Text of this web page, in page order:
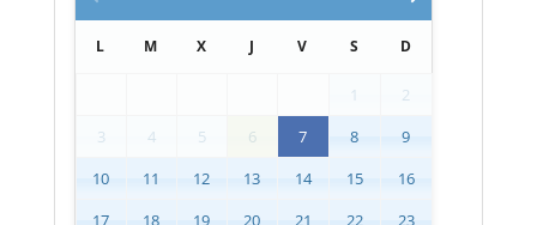
L M X J V S D
1
2
3
4 5 6 7 8
9
10
11 12 13 14 15
16
17
18 19 20 21 22
23